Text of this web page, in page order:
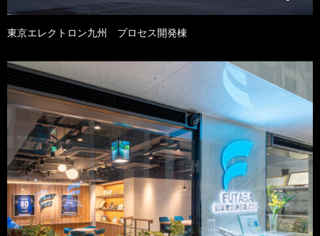
東京エレクトロン九州 プロセス開発棟